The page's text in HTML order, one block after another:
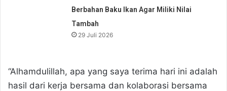
Berbahan Baku Ikan Agar Miliki Nilai
Tambah
29 Juli 2026
“Alhamdulillah, apa yang saya terima hari ini adalah
hasil dari kerja bersama dan kolaborasi bersama